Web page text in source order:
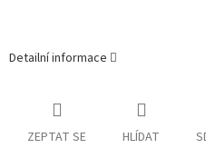
Detailní informace
ZEPTAT SE HLÍDAT